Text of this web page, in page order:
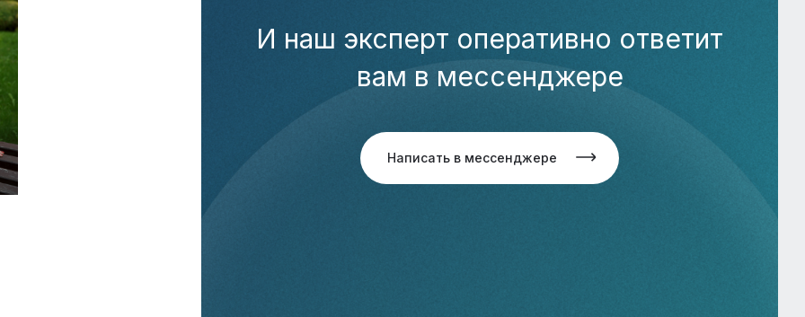
И наш эксперт оперативно ответит
вам в мессенджере
Написать в мессенджере